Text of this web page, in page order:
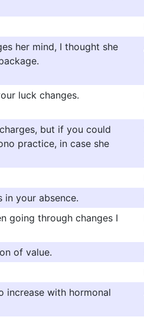
her mind, I thought she
luck changes.
but if you could
practice, in case she
in your absence.
going through changes I
of value.
increase with hormonal